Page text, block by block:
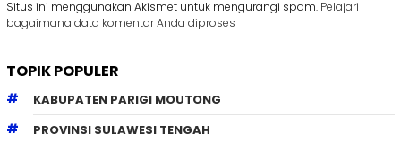
Situs ini menggunakan Akismet untuk mengurangi spam. Pelajari
bagaimana data komentar Anda diproses
TOPIK POPULER
KABUPATEN PARIGI MOUTONG
PROVINSI SULAWESI TENGAH